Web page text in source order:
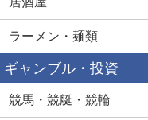
ラーメン・麺類
ギャンブル・投資
競馬・競艇・競輪